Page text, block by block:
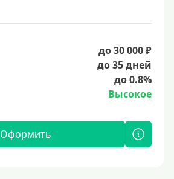
до 30 000 ₽
до 35 дней
до 0.8%
Высокое
Оформить